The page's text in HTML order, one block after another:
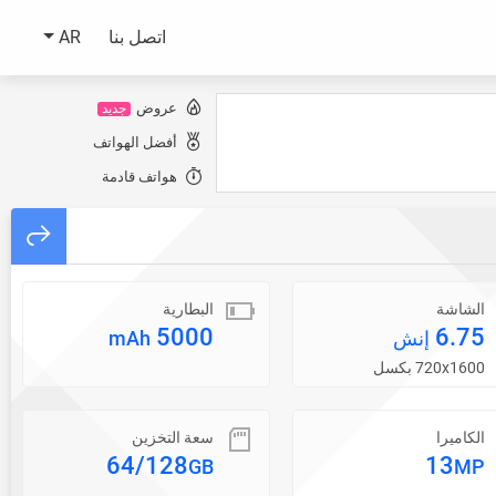
اتصل بنا AR
عروض جديد
أفضل الهواتف
هواتف قادمة
الشاشة
6.75 إنش
720x1600 بكسل
البطارية
5000
mAh
الكاميرا
13MP
سعة التخزين
64/128GB